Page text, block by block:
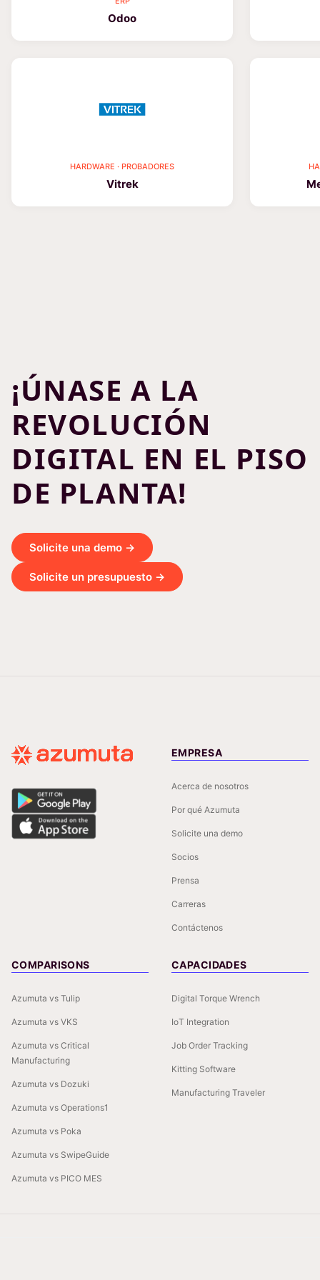
Odoo
HARDWARE · PROBADORES
Vitrek
¡ÚNASE A LA
REVOLUCIÓN
DIGITAL EN EL PISO
DE PLANTA!
Solicite una demo →
Solicite un presupuesto →
EMPRESA
Acerca de nosotros
Por qué Azumuta
Solicite una demo
Socios
Prensa
Carreras
Contáctenos
COMPARISONS
Azumuta vs Tulip
Azumuta vs VKS
Azumuta vs Critical
Manufacturing
Azumuta vs Dozuki
Azumuta vs Operations1
Azumuta vs Poka
Azumuta vs SwipeGuide
Azumuta vs PICO MES
CAPACIDADES
Digital Torque Wrench
IoT Integration
Job Order Tracking
Kitting Software
Manufacturing Traveler